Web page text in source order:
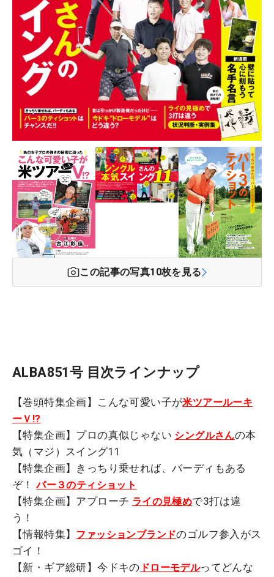
この記事の写真10枚を見る
ALBA851号 目次ラインナップ
【巻頭特集企画】こんな可愛い子が米ツアールーキ
ーＶ!?
【特集企画】プロの真似じゃない シングルさんの本
気（マジ）スイング11
【特集企画】きっちり乗せれば、バーディもある
ぞ！パー３のティショット
【特集企画】アプローチ ライの見極めで3打は違
う！
【情報特集】 ファッションブランドのゴルフ参入がス
ゴイ！
【新・ギア総研】今ドキの ドローモデルってどんな